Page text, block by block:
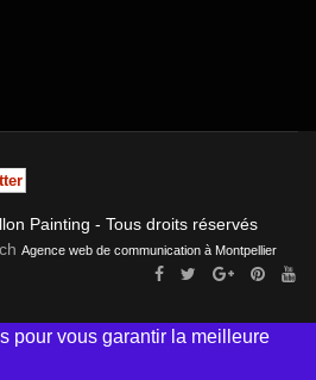
Painting - Tous droits réservés
Agence web de communication à Montpellier
pour vous garantir la meilleure